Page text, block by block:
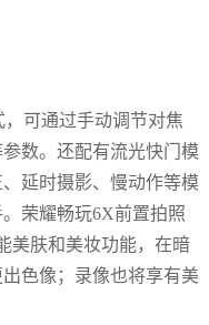
可通过手动调节对焦
数。还配有流光快门模
延时摄影、慢动作等模
荣耀畅玩6X前置拍照
美肤和美妆功能，在暗
色像；录像也将享有美